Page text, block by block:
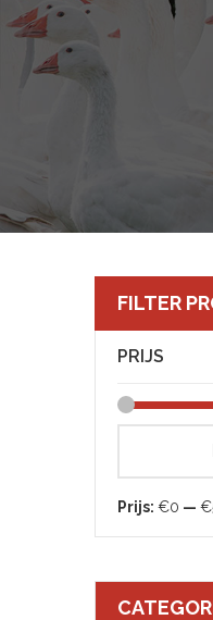
FILTER
PRIJS
Prijs: €0 —